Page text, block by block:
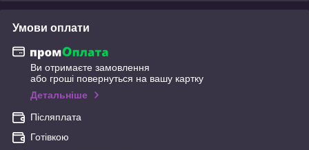
Умови оплати
Ви отримаєте замовлення
або гроші повернуться на вашу картку
Детальніше
Післяплата
Готівкою